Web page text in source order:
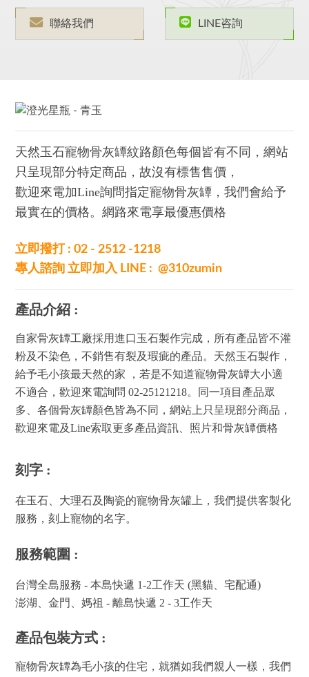
聯絡我們 LINE咨詢
天然玉石寵物骨灰罈紋路顏色每個皆有不同，網站
只呈現部分特定商品，故沒有標售售價，
歡迎來電加Line詢問指定寵物骨灰罈，我們會給予
最實在的價格。網路來電享最優惠價格
立即撥打 : 02 - 2512 -1218
專人諮詢 立即加入 LINE : @310zumin
產品介紹 :
自家骨灰罈工廠採用進口玉石製作完成， 所有產品皆不灌
粉及不染色，不銷售有裂及瑕疵的產品。 天然玉石製作，
給予毛小孩最天然的家 ，若是不知道寵物骨灰罈大小適
不適合，歡迎來電詢問 02-25121218。
同一項目產品眾
多、各個骨灰罈顏色皆為不同，網站上只呈現部分商品，
歡迎來電及Line索取更多產品資訊、照片和骨灰罈價格
刻字 :
在玉石、大理石及陶瓷的寵物骨灰罐上，我們提供客製化
服務，刻上寵物的名字。
服務範圍 :
台灣全島服務 - 本島快遞 1-2工作天 (黑貓、宅配通)
澎湖、金門、媽祖 - 離島快遞 2 - 3工作天
產品包裝方式 :
寵物骨灰罈為毛小孩的住宅，就猶如我們親人一樣，我們